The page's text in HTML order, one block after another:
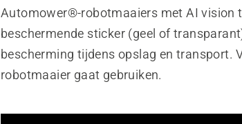
Automower®-robotmaaiers met AI vision
beschermende sticker (geel of
bescherming tijdens opslag en transport.
robotmaaier gaat gebruiken.